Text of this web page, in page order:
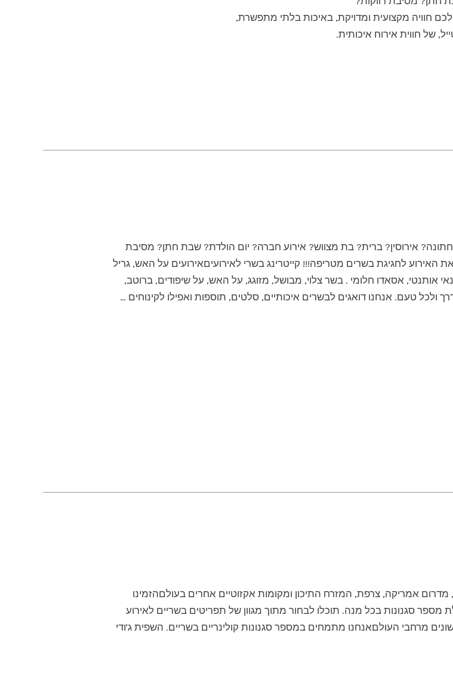
חוויה מקצועית ומדויקת, באיכות בלתי מתפשרת,
של חווית אירוח איכותית.
חתונה? אירוסין? ברית? בת מצווש? אירוע חברה? יום הולדת? שבת חתן? מסיבת
את האירוע לחגיגת בשרים מטריפה!!! קייטרינג בשרי לאירועיםאירועים על האש, גריל
אותנטי, אסאדו חלומי . בשר צלוי, מבושל, מזוגג, על האש, על שיפודים, ברוטב,
ולכל טעם. אנחנו דואגים לבשרים איכותיים, סלטים, תוספות ואפילו לקינוחים …
אמריקה, צרפת, המזרח התיכון ומקומות אקזוטיים אחרים בעולםהזמינו
מספר סגנונות בכל מנה. תוכלו לבחור מתוך מגוון של תפריטים בשריים לאירוע
מרחבי העולםאנחנו מתמחים במספר סגנונות קולינריים בשריים. השפית ג'ודי